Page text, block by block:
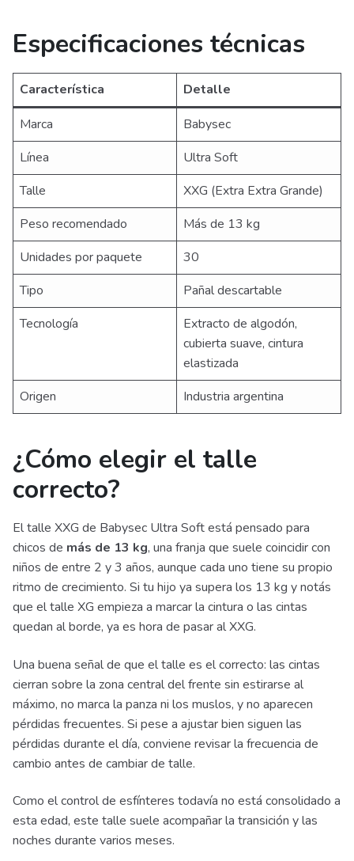
Especificaciones técnicas
Característica
Detalle
Marca
Babysec
Línea
Ultra Soft
Talle
XXG (Extra Extra Grande)
Peso recomendado
Más de 13 kg
Unidades por paquete
30
Tipo
Pañal descartable
Tecnología
Extracto de algodón,
cubierta suave, cintura
elastizada
Origen
Industria argentina
¿Cómo elegir el talle
correcto?
El talle XXG de Babysec Ultra Soft está pensado para
chicos de más de 13 kg, una franja que suele coincidir con
niños de entre 2 y 3 años, aunque cada uno tiene su propio
ritmo de crecimiento. Si tu hijo ya supera los 13 kg y notás
que el talle XG empieza a marcar la cintura o las cintas
quedan al borde, ya es hora de pasar al XXG.
Una buena señal de que el talle es el correcto: las cintas
cierran sobre la zona central del frente sin estirarse al
máximo, no marca la panza ni los muslos, y no aparecen
pérdidas frecuentes. Si pese a ajustar bien siguen las
pérdidas durante el día, conviene revisar la frecuencia de
cambio antes de cambiar de talle.
Como el control de esfínteres todavía no está consolidado a
esta edad, este talle suele acompañar la transición y las
noches durante varios meses.